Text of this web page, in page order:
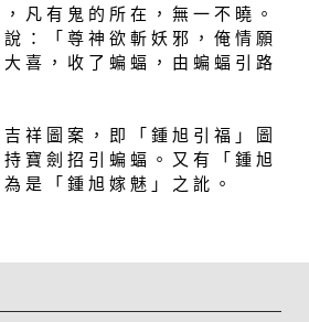
凡 有 鬼 的 所 在 ， 無 一 不 曉 。
： 「 尊 神 欲 斬 妖 邪 ， 俺 情 願
喜 ， 收 了 蝙 蝠 ， 由 蝙 蝠 引 路
祥 圖 案 ， 即 「 鍾 旭 引 福 」 圖
持 寶 劍 招 引 蝙 蝠 。 又 有 「 鍾 旭
是 「 鍾 旭 嫁 魅 」 之 訛 。